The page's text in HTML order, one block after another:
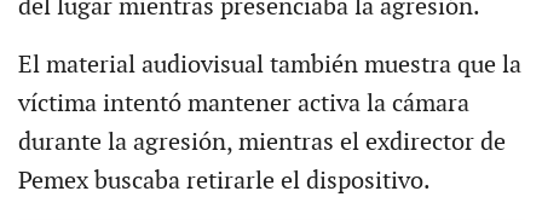
del lugar mientras presenciaba la agresión.
El material audiovisual también muestra que la
víctima intentó mantener activa la cámara
durante la agresión, mientras el exdirector de
Pemex buscaba retirarle el dispositivo.